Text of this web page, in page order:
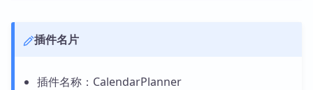
插件名片
插件名称：CalendarPlanner